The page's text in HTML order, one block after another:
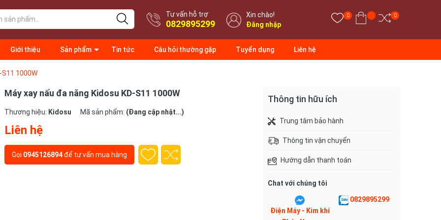
Tư vấn hỗ trợ
0829895299
Xin chào!
Đăng nhập
0 0
Giới thiệu Sản phẩm Tin tức Câu hỏi thường gặp Tuyển dụng Liên hệ
S11 1000W
Máy xay nấu đa năng Kidosu KD-S11 1000W
Thương hiệu: Kidosu Mã sản phẩm: (Đang cập nhật...)
Liên hệ
Gọi 0945126894để tư vấn mua hàng
Thông tin hữu ích
Trung tâm bảo hành
Thông tin vận chuyển
Hướng dẫn thanh toán
Chat với chúng tôi
Điện Máy - Kim khí
0829895299